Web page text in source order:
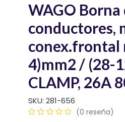
WAGO Borna
conductores,
conex.frontal
4)mm2 / (28-
CLAMP, 26A
SKU: 281-656
(0 reseña)